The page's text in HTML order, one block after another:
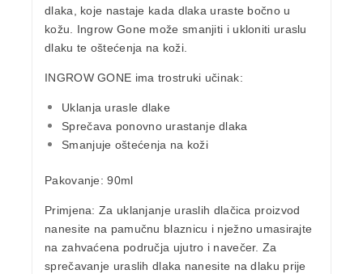
dlaka, koje nastaje kada dlaka uraste bočno u
kožu. Ingrow Gone može smanjiti i ukloniti uraslu
dlaku te oštećenja na koži.
INGROW GONE ima trostruki učinak:
Uklanja urasle dlake
Sprečava ponovno urastanje dlaka
Smanjuje oštećenja na koži
Pakovanje:90ml
Primjena: Za uklanjanje uraslih dlačica proizvod
nanesite na pamučnu blaznicu i nježno umasirajte
na zahvaćena područja ujutro i navečer. Za
sprečavanje uraslih dlaka nanesite na dlaku prije